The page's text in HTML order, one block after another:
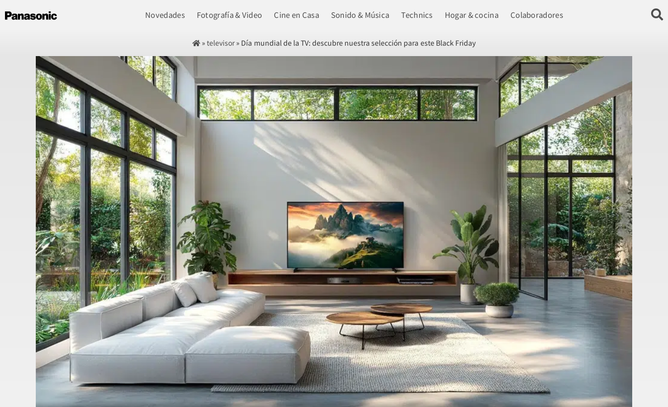
Novedades Fotografía & Video Cine en Casa Sonido & Música Technics Hogar & cocina Colaboradores
»televisor» Día mundial de la TV: descubre nuestra selección para este Black Friday